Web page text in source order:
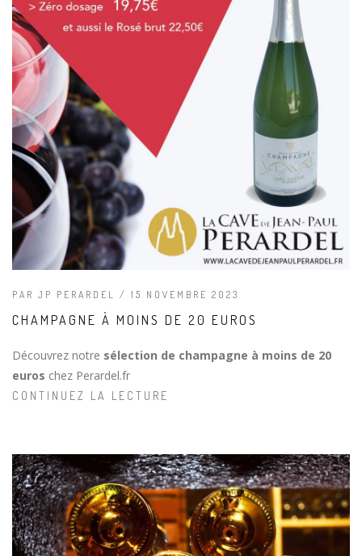
PAR JP PERARDEL / 15 NOVEMBRE 2023
CHAMPAGNE À MOINS DE 20 EUROS
Découvrez notre sélection de champagne à moins de 20
euros chez Perardel.fr
CONTINUEZ LA LECTURE